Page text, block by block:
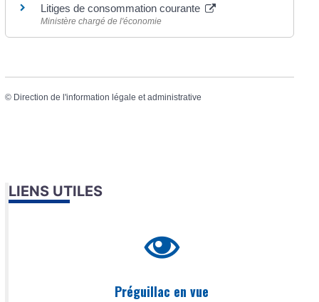
Litiges de consommation courante
Ministère chargé de l'économie
© Direction de l'information légale et administrative
LIENS UTILES
Préguillac en vue